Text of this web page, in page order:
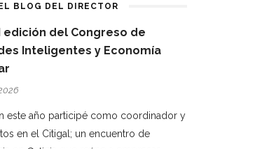
BLOG DEL DIRECTOR
edición del Congreso de
Inteligentes y Economía
este año participé como coordinador y
en el Citigal; un encuentro de